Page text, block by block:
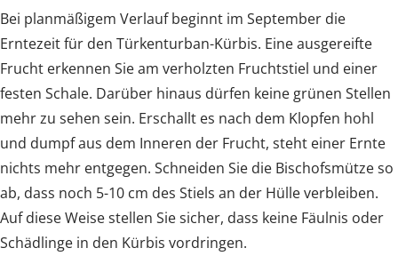
Bei planmäßigem Verlauf beginnt im September die
Erntezeit für den Türkenturban-Kürbis. Eine ausgereifte
Frucht erkennen Sie am verholzten Fruchtstiel und einer
festen Schale. Darüber hinaus dürfen keine grünen Stellen
mehr zu sehen sein. Erschallt es nach dem Klopfen hohl
und dumpf aus dem Inneren der Frucht, steht einer Ernte
nichts mehr entgegen. Schneiden Sie die Bischofsmütze so
ab, dass noch 5-10 cm des Stiels an der Hülle verbleiben.
Auf diese Weise stellen Sie sicher, dass keine Fäulnis oder
Schädlinge in den Kürbis vordringen.